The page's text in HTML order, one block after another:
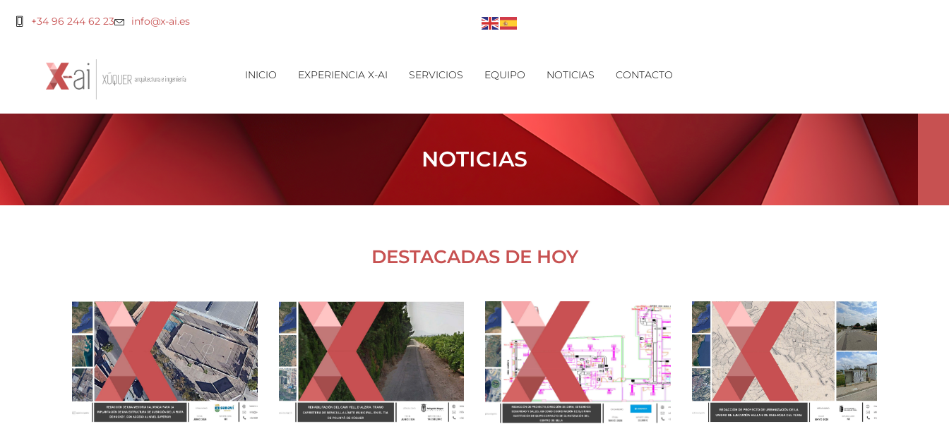
+34 96 244 62 23 info@x-ai.es
INICIO EXPERIENCIA X-AI SERVICIOS EQUIPO NOTICIAS CONTACTO
NOTICIAS
DESTACADAS DE HOY